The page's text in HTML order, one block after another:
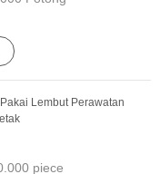
Lembut Perawatan
piece